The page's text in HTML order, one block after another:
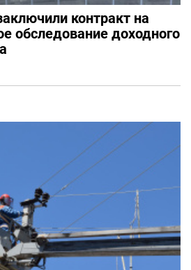
контракт на
обследование доходного